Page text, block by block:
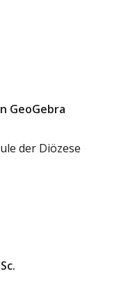
GeoGebra
der Diözese